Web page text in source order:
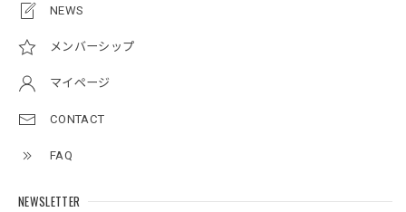
NEWS
メンバーシップ
マイページ
CONTACT
FAQ
NEWSLETTER